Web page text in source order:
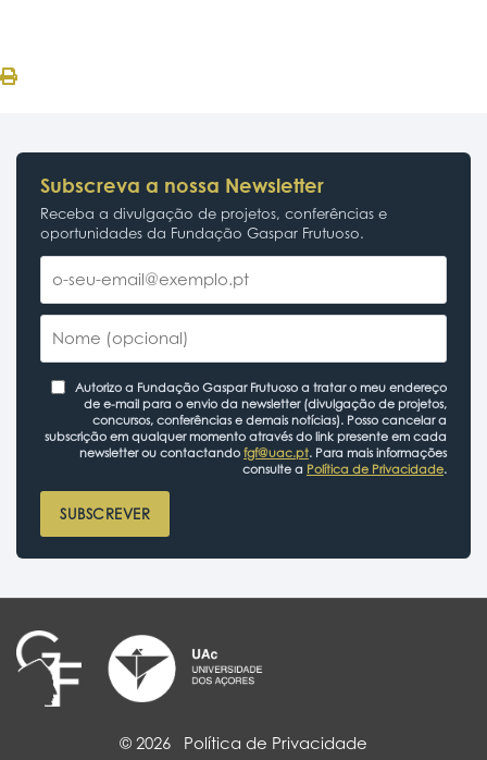
Subscreva a nossa Newsletter
Receba a divulgação de projetos, conferências e
oportunidades da Fundação Gaspar Frutuoso.
Autorizo a Fundação Gaspar Frutuoso a tratar o meu endereço
de e-mail para o envio da newsletter (divulgação de projetos,
concursos, conferências e demais notícias). Posso cancelar a
subscrição em qualquer momento através do link presente em cada
newsletter ou contactando fgf@uac.pt. Para mais informações
consulte a Política de Privacidade.
SUBSCREVER
© 2026 Política de Privacidade